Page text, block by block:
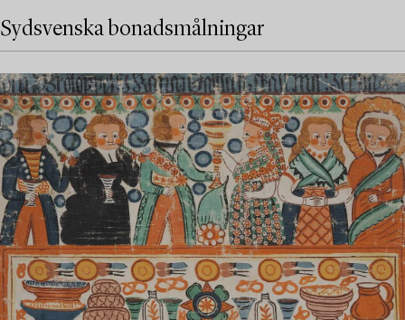
Sydsvenska bonadsmålningar